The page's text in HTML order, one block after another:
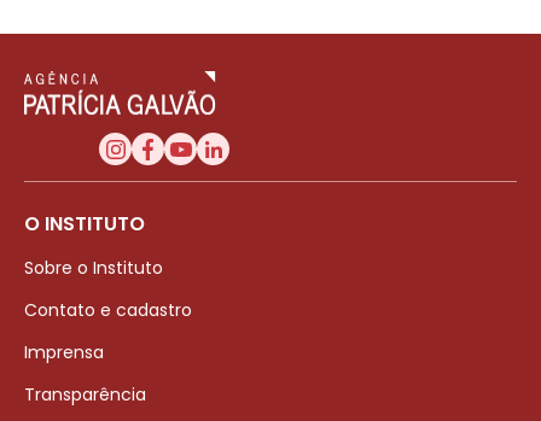
O INSTITUTO
Sobre o Instituto
Contato e cadastro
Imprensa
Transparência